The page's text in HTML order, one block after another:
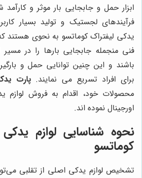
ابزار حمل و جابجایی بار موثر و
فرآیندهای لجستیک و تولید بسیار
یدکی لیفتراک کوماتسو به نحوی هستند
فنی منجمله جابجایی بارها را در
باشند و این چنین توانایی حمل و
برای افراد تسریع می نمایند.پارت
محصولات خود، اقدام به فروش لوازم
اورجینال نموده اند.
نحوه شناسایی لوازم
کوماتسو
تشخیص لوازم یدکی اصلی از تقلبی